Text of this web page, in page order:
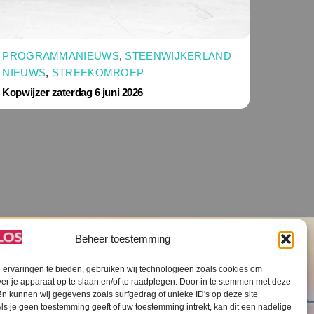
Beheer toestemming
ervaringen te bieden, gebruiken wij technologieën zoals cookies om
je apparaat op te slaan en/of te raadplegen. Door in te stemmen met deze
kunnen wij gegevens zoals surfgedrag of unieke ID's op deze site
je geen toestemming geeft of uw toestemming intrekt, kan dit een nadelige
PROGRAMMANIEUWS, STEENWIJKERLAND
NIEUWS, STREEKOMROEP
Kopwijzer zaterdag 6 juni 2026
SLOS ANBI Contact Cookiebeleid (EU)